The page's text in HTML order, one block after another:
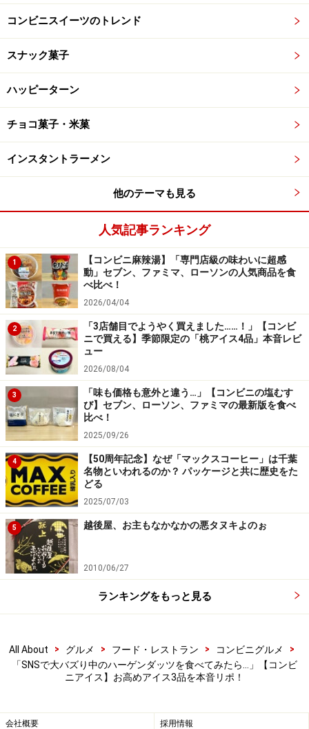
鉄観音ミルクティーという珍しいフレーバーは、ほかで
てみる価値があると感じた商品です。
2. 【ローソン】「日本のフルーツ 北海道産
メロン」279円
【ローソン】「日本のフルーツ 北海道産メロン」279円（税
2品目は、5月12日にローソンから発売された「日本のフ
ルーツ 北海道産メロン」279円（税込）。ローソン、ま
たはナチュラルローソン限定で販売されている、“日本の
フルーツ”シリーズのアイスバーです。
北海道産メロンのストレート果汁がぜいたく！
シンプルな見た目ながら、北海道産メロンのストレート
果汁をぜいたくに使用。メロン好きにはたまらない、濃
厚リッチな味わいを楽しめます。
まるでメロンをそのまま食べているような濃厚な味わいで
す
ひと口食べると、メロン果汁の濃厚な甘みが口いっぱい
に広がり、氷菓ながらシャリシャリ感は控えめで、ねっ
とりやわらかな口どけです。赤肉メロンをそのままかじ
っているかのようなコクのある甘みとジューシーさが印
象的です。
279円にしてはやや小ぶりですが、味の高級感は申し分
た。
3. 【ファミマ】「ワッフルコーン贅沢ミル
コンビニスイーツのトレンド
スナック菓子
ハッピーターン
チョコ菓子・米菓
インスタントラーメン
他のテーマも見る
人気記事ランキング
1
【コンビニ麻辣湯】「専門店級の味わいに超感
動」セブン、ファミマ、ローソンの人気商品を食
べ比べ！
2026/04/04
2
「3店舗目でようやく買えました……！」【コンビ
ニで買える】季節限定の「桃アイス4品」本音レビ
ュー
2026/08/04
3
「味も価格も意外と違う…」【コンビニの塩むす
び】セブン、ローソン、ファミマの最新版を食べ
比べ！
2025/09/26
4
【50周年記念】なぜ「マックスコーヒー」は千葉
名物といわれるのか？ パッケージと共に歴史をた
どる
2025/07/03
5 越後屋、お主もなかなかの悪タヌキよのぉ
2010/06/27
ランキングをもっと見る
All About > グルメ > フード・レストラン > コンビニグルメ
>
「SNSで大バズり中のハーゲンダッツを食べてみたら…」【コンビ
ニアイス】お高めアイス3品を本音リポ！
会社概要 採用情報